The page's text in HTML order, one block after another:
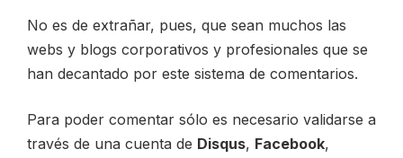
No es de extrañar, pues, que sean muchos las
webs y blogs corporativos y profesionales que se
han decantado por este sistema de comentarios.
Para poder comentar sólo es necesario validarse a
través de una cuenta de Disqus, Facebook,